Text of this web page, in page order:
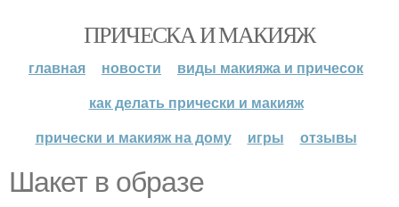
ПРИЧЕСКА И МАКИЯЖ
главная новости
виды макияжа и причесок
как делать прически и макияж
прически и макияж на дому
игры отзывы
Шакет в образе